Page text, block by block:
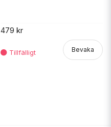
479 kr
Bevaka